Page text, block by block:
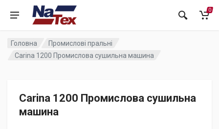
0
Головна
Промислові пральні
Carina 1200 Промислова сушильна машина
Carina 1200 Промислова сушильна
машина